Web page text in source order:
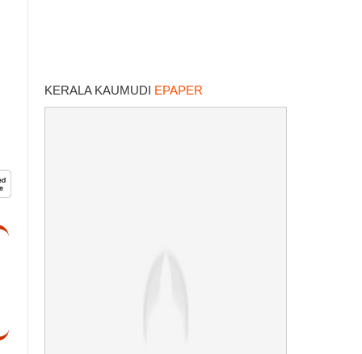
KERALA KAUMUDI EPAPER